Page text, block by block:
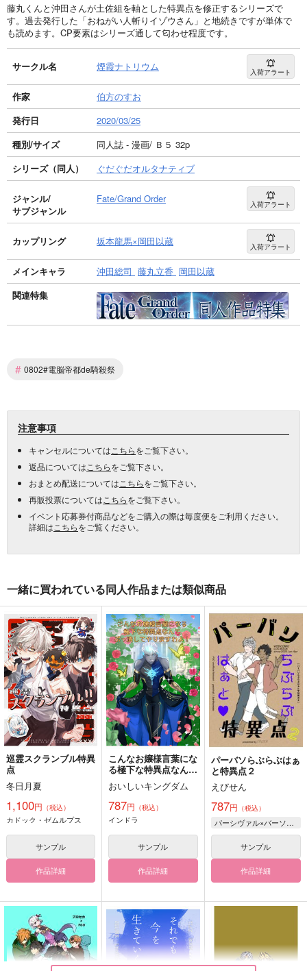
藤丸くんと沖田さんが土佐組を軸とした特異点を修正するシリーズで
す。過去発行した「おねがい人斬りイゾウさん」と地続きですが単体で
も読めます。CP要素はシリーズ通して匂わせ程度です。
サークル名 煙霞ナトリウム 入荷アラート
作家
伯方のすお
発行日
2020/03/25
種別/サイズ
同人誌 - 漫画/ Ｂ５ 32p
シリーズ（同人）
ぐだぐだオルタナティブ
ジャンル/
サブジャンル
Fate/Grand Order 入荷アラート
カップリング 坂本龍馬×岡田以蔵 入荷アラート
メインキャラ 沖田総司 藤丸立香 岡田以蔵
関連特集
# 0802#電脳帝都de騎殺祭
注意事項
キャンセルについては こちらをご覧下さい。
返品については こちらをご覧下さい。
おまとめ配送については こちらをご覧下さい。
再販投票については こちらをご覧下さい。
イベント応募券付商品などをご購入の際は毎度便をご利用ください。
詳細は こちらをご覧ください。
一緒に買われている同人作品または類似商品
巡霊スクランブル特異
点
冬日月夏
1,100円 （税込）
カドック・ゼムルプス
サンプル
作品詳細
こんなお嬢様言葉にな
る極下な特異点なんて
ぶっ潰してやります
わ！
おいしいキングダム
787円 （税込）
インドラ
サンプル
作品詳細
パーバソらぶらぶはぁ
と特異点２
えびせん
787円 （税込）
パーシヴァル×バーソロミュー
サンプル
作品詳細